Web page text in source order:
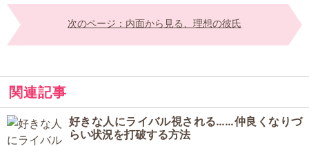
次のページ：内面から見る、理想の彼氏
関連記事
好きな人にライバル視される……仲良くなりづ
らい状況を打破する方法